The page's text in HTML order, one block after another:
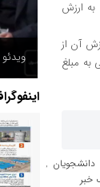
مشاغل خانگی حدود ۹هزار فقره وام به ارزش
بالغ می‌شود که ارزش آن از
فقره تسهیلات تکلیفی به مبلغ
دانشجویان ,
خبر